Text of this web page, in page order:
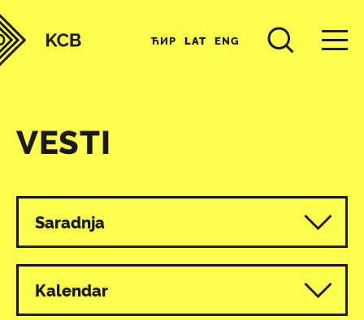
ЋИР LAT ENG
VESTI
Svi programi
Saradnja
Kalendar